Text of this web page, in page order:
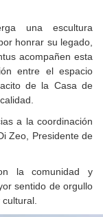
una escultura
honrar su legado,
acompañen esta
entre el espacio
de la Casa de
a la coordinación
Zeo, Presidente de
la comunidad y
sentido de orgullo